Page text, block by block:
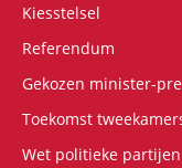
Kiesstelsel
Referendum
Gekozen minister-
Toekomst
Wet politieke partijen